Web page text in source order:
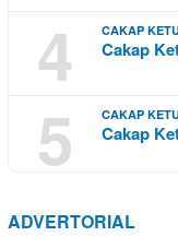
4 CAKAP
Cakap
5 CAKAP
Cakap
ADVERTORIAL